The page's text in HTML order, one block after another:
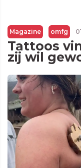
Magazine omfg
Tattoos
zij wil